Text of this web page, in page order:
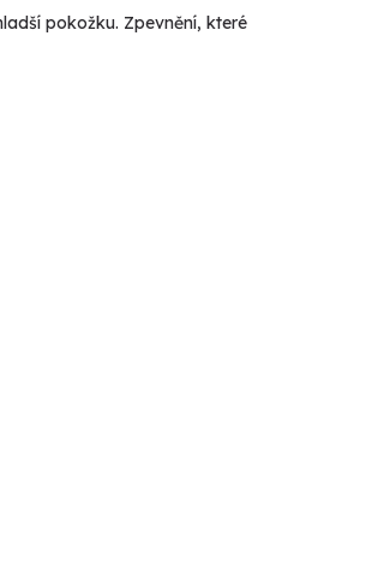
pokožku. Zpevnění, které